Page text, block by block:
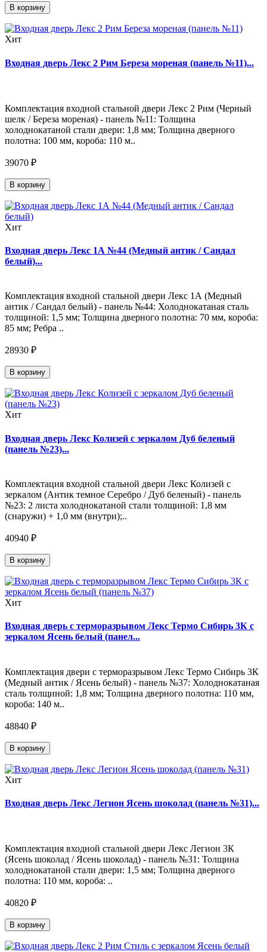
В корзину
Хит
Входная дверь Лекс 2 Рим Береза мореная (панель №11)...
Комплектация входной стальной двери Лекс 2 Рим (Черный
шелк / Береза мореная) - панель №11: Толщина
холоднокатаной стали двери: 1,8 мм; Толщина дверного
полотна: 100 мм, короба: 110 м..
39070 ₽
В корзину
Хит
Входная дверь Лекс 1А №44 (Медный антик / Сандал
белый)...
Комплектация входной стальной двери Лекс 1А (Медный
антик / Сандал белый) - панель №44: Холоднокатаная сталь
толщиной: 1,5 мм; Толщина дверного полотна: 70 мм, короба:
85 мм; Ребра ..
28930 ₽
В корзину
Хит
Входная дверь Лекс Колизей с зеркалом Дуб беленый
(панель №23)...
Комплектация входной стальной двери Лекс Колизей с
зеркалом (Антик темное Серебро / Дуб беленый) - панель
№23: 2 листа холоднокатаной стали толщиной: 1,8 мм
(снаружи) + 1,0 мм (внутри);..
40940 ₽
В корзину
Хит
Входная дверь с терморазрывом Лекс Термо Сибирь 3К с
зеркалом Ясень белый (панел...
Комплектация двери с терморазрывом Лекс Термо Сибирь 3К
(Медный антик / Ясень белый) - панель №37: Холоднокатаная
сталь толщиной: 1,8 мм; Толщина дверного полотна: 110 мм,
короба: 140 м..
48840 ₽
В корзину
Хит
Входная дверь Лекс Легион Ясень шоколад (панель №31)...
Комплектация входной стальной двери Лекс Легион 3К
(Ясень шоколад / Ясень шоколад) - панель №31: Толщина
холоднокатаной стали двери: 1,5 мм; Толщина дверного
полотна: 110 мм, короба: ..
40820 ₽
В корзину